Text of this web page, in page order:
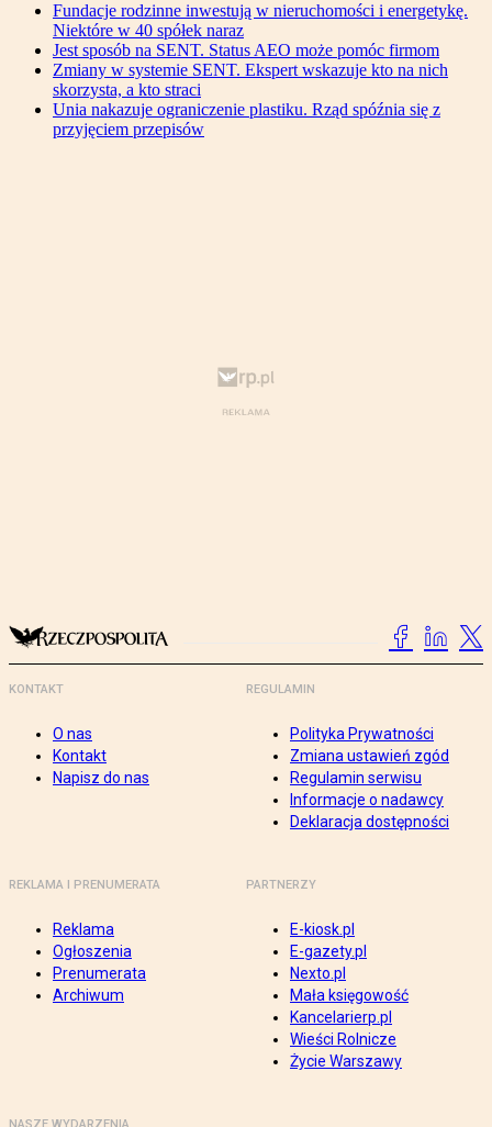
Fundacje rodzinne inwestują w nieruchomości i energetykę.
Niektóre w 40 spółek naraz
Jest sposób na SENT. Status AEO może pomóc firmom
Zmiany w systemie SENT. Ekspert wskazuje kto na nich
skorzysta, a kto straci
Unia nakazuje ograniczenie plastiku. Rząd spóźnia się z
przyjęciem przepisów
KONTAKT
O nas
Kontakt
Napisz do nas
REGULAMIN
Polityka Prywatności
Zmiana ustawień zgód
Regulamin serwisu
Informacje o nadawcy
Deklaracja dostępności
REKLAMA I PRENUMERATA
Reklama
Ogłoszenia
Prenumerata
Archiwum
PARTNERZY
E-kiosk.pl
E-gazety.pl
Nexto.pl
Mała księgowość
Kancelarierp.pl
Wieści Rolnicze
Życie Warszawy